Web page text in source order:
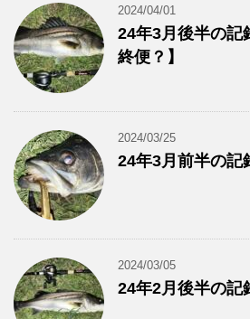
2024/04/01
24年3月後半の記
終便？】
2024/03/25
24年3月前半の記
2024/03/05
24年2月後半の記